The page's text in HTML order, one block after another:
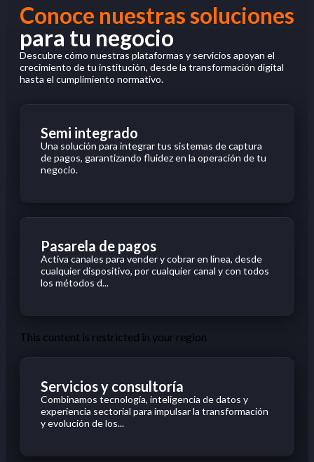
Conoce nuestras soluciones
para tu negocio
Descubre cómo nuestras plataformas y servicios apoyan el
crecimiento de tu institución, desde la transformación digital
hasta el cumplimiento normativo.
Semi integrado
Una solución para integrartus sistemas de captura
de pagos, garantizando fluidezen la operación detu
negocio.
Pasarela de pagos
Activa canales para vender y cobrar en línea, desde
cualquier dispositivo, por cualquier canal y con todos
los métodos d...
This content is restricted in your region
Servicios y consultoría
Combinamos tecnología, inteligencia de datos y
experiencia sectorial para impulsar la transformación
y evolución de los...